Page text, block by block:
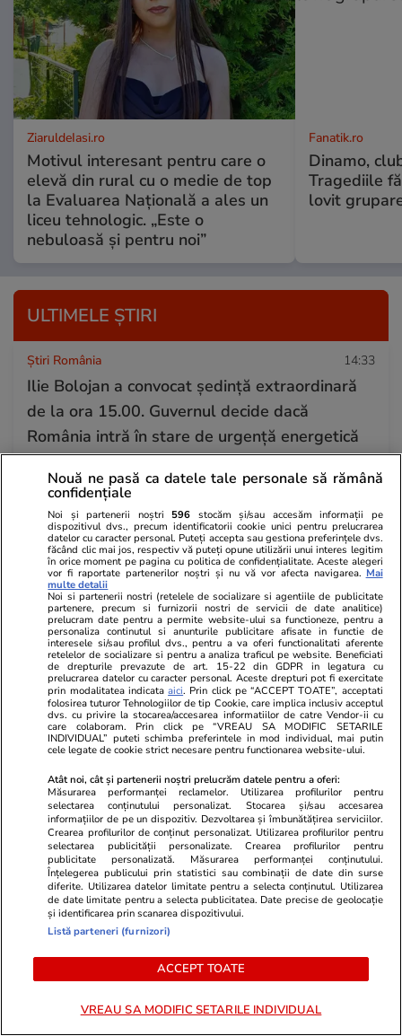
ZiaruldeIasi.ro
Motivul interesant pentru care o
elevă din rural cu o medie de top
la Evaluarea Națională a ales un
liceu tehnologic. „Este o
nebuloasă și pentru noi”
Fanatik.ro
Dinamo,
Tragediile
lovit
ULTIMELE ȘTIRI
Știri România 14:33
Ilie Bolojan a convocat ședință extraordinară
de la ora 15.00. Guvernul decide dacă
România intră în stare de urgență energetică
Stiri Mondene
Cum se simte Mihai Onilă după ce a fost la un
pas de moarte. Artistul a fost externat
Auto 14:27
Indicatorul rutier introdus în 2020 pe care
mulți șoferi nu îl cunosc. Ce interzice și ce
amendă riști dacă îl ignori, în Germania
Muzică și Filme 14:20
Ce poți vedea pe Disney+ în august 2026.
„Familia Simpson: Oglinda galbenă” și trilogia
„Stăpânul inelelor”, printre noutăți
Citește mai multe
TRENDING
Știri România 09:00
ale medicilor și asistentelor dacă se aplică
Nouă ne pasă ca datele tale personale să rămână
confidențiale
Noi și partenerii noștri 596 stocăm și/sau accesăm informații pe
dispozitivul dvs., precum identificatorii cookie unici pentru prelucrarea
datelor cu caracter personal. Puteți accepta sau gestiona preferințele dvs.
făcând clic mai jos, respectiv vă puteți opune utilizării unui interes legitim
în orice moment pe pagina cu politica de confidențialitate. Aceste alegeri
vor fi raportate partenerilor noștri și nu vă vor afecta navigarea. Mai
multe detalii
Noi si partenerii nostri (retelele de socializare si agentiile de publicitate
partenere, precum si furnizorii nostri de servicii de date analitice)
prelucram date pentru a permite website-ului sa functioneze, pentru a
personaliza continutul si anunturile publicitare afisate in functie de
interesele si/sau profilul dvs., pentru a va oferi functionalitati aferente
retelelor de socializare si pentru a analiza traficul pe website. Beneficiati
de drepturile prevazute de art. 15-22 din GDPR in legatura cu
prelucrarea datelor cu caracter personal. Aceste drepturi pot fi exercitate
prin modalitatea indicataaici. Prin click pe “ACCEPT TOATE”, acceptati
folosirea tuturor Tehnologiilor de tip Cookie, care implica inclusiv acceptul
dvs. cu privire la stocarea/accesarea informatiilor de catre Vendor-ii cu
care colaboram. Prin click pe “VREAU SA MODIFIC SETARILE
INDIVIDUAL” puteti schimba preferintele in mod individual, mai putin
cele legate de cookie strict necesare pentru functionarea website-ului.
Atât noi, cât și partenerii noștri prelucrăm datele pentru a oferi:
Măsurarea performanței reclamelor. Utilizarea profilurilor pentru
selectarea conținutului personalizat. Stocarea și/sau accesarea
informațiilor de pe un dispozitiv. Dezvoltarea și îmbunătățirea serviciilor.
Crearea profilurilor de conținut personalizat. Utilizarea profilurilor pentru
selectarea publicității personalizate. Crearea profilurilor pentru
publicitate personalizată. Măsurarea performanței conținutului.
Înțelegerea publicului prin statistici sau combinații de date din surse
diferite. Utilizarea datelor limitate pentru a selecta conținutul. Utilizarea
de date limitate pentru a selecta publicitatea. Date precise de geolocație
și identificarea prin scanarea dispozitivului.
Listă parteneri (furnizori)
ACCEPT TOATE
VREAU SA MODIFIC SETARILE INDIVIDUAL